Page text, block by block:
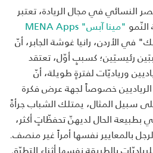
النسائي في مجال الريادة، تعتبر
"مينا آبس" MENA Apps
في الأردن، رانيا غوشة الجابر، أنّ
رئيسيَين؛ كسببٍ أوّل، تعتقد
ورياديّات لفترةٍ طويلة، أنّ
خصوصاً لجهة عرض فكرة
سبيل المثال، يمتلك الشباب جرأةً
بطبيعة الحال لديهنّ تحفظّاتٍ أكثر،
بالمعايير نفسها أمراً غير منصف.